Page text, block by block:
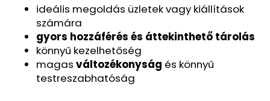
ideális megoldás üzletek vagy kiállítások
számára
gyors hozzáférés és áttekinthető tárolás
könnyű kezelhetőség
magas változékonyság és könnyű
testreszabhatóság
958